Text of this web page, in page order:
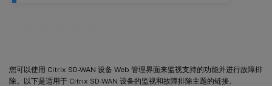
您可以使用 Citrix SD-WAN 设备 Web 管理界面来监视支持的功能并进行故障排
除。以下是适用于 Citrix SD-WAN 设备的监视和故障排除主题的链接。